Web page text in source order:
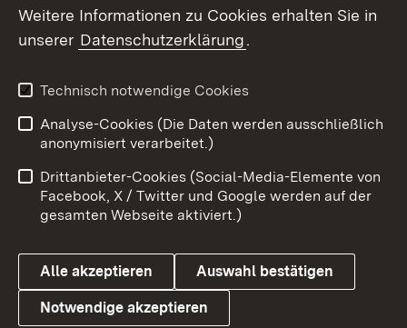
X / Twitter
Youtube
Link zum Landesportal
Impressum
Kontakt
Barrierefreiheit
Datenschutz
Cookies
Weitere Informationen zu Cookies erhalten Sie in
unserer Datenschutzerklärung.
Technisch notwendige Cookies
Analyse-Cookies (Die Daten werden ausschließlich
anonymisiert verarbeitet.)
Drittanbieter-Cookies (Social-Media-Elemente von
Facebook, X / Twitter und Google werden auf der
gesamten Webseite aktiviert.)
Alle akzeptieren Auswahl bestätigen
Notwendige akzeptieren